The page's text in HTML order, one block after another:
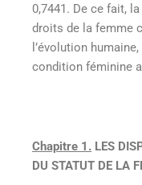
0,7441. De ce fait,
droits de la femme
l’évolution
condition féminine
Chapitre 1. LES
DU STATUT DE LA